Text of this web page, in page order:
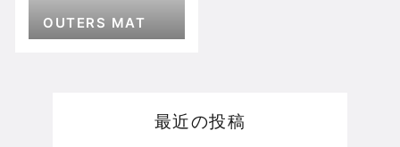
OUTERS MAT
最近の投稿